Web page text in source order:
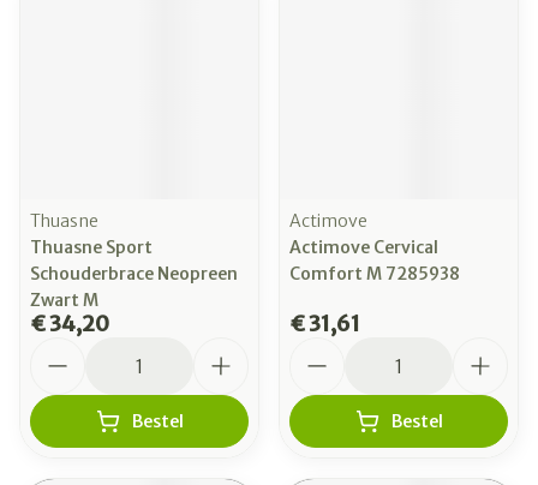
Thuasne
Thuasne Sport
Schouderbrace Neopreen
Zwart M
€ 34,20
Bestel
Actimove
Actimove Cervical
Comfort M 7285938
€ 31,61
Bestel